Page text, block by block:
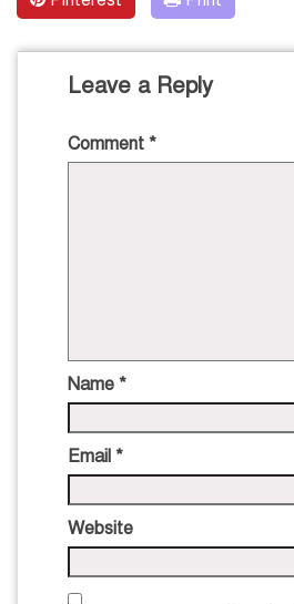
Leave a Reply
Comment *
Name *
Email *
Website